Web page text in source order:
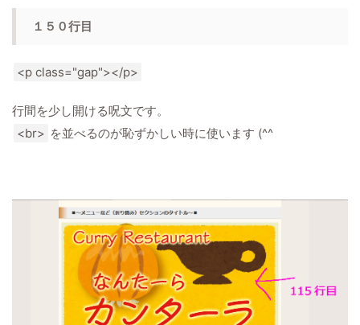
１５０行目
<p class="gap"></p>
行間を少し開ける呪文です。
<br> を並べるのが恥ずかしい時に使います (^^ゞ